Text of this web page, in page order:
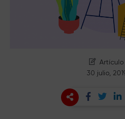
Artículo
30 julio,